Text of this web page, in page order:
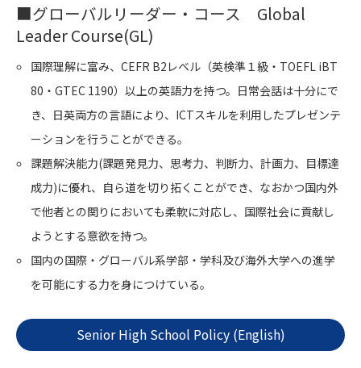
■グローバルリーダー・コース Global
Leader Course(GL)
国際理解に富み、CEFR B2レベル（英検準１級・TOEFL iBT
80・GTEC 1190）以上の英語力を持つ。日常会話は十分にで
き、日英両方の言語により、ICTスキルを利用したプレゼンテ
ーションを行うことができる。
課題解決能力(課題発見力、思考力、判断力、計画力、目標達
成力)に優れ、自ら道を切り拓くことができ、なおかつ国内外
で他者との関りにおいても柔軟に対応し、国際社会に貢献し
ようとする意欲を持つ。
国内の国際・グローバル系学部・学科及び海外大学への進学
を可能にする力を身につけている。
Senior High School Policy (English)